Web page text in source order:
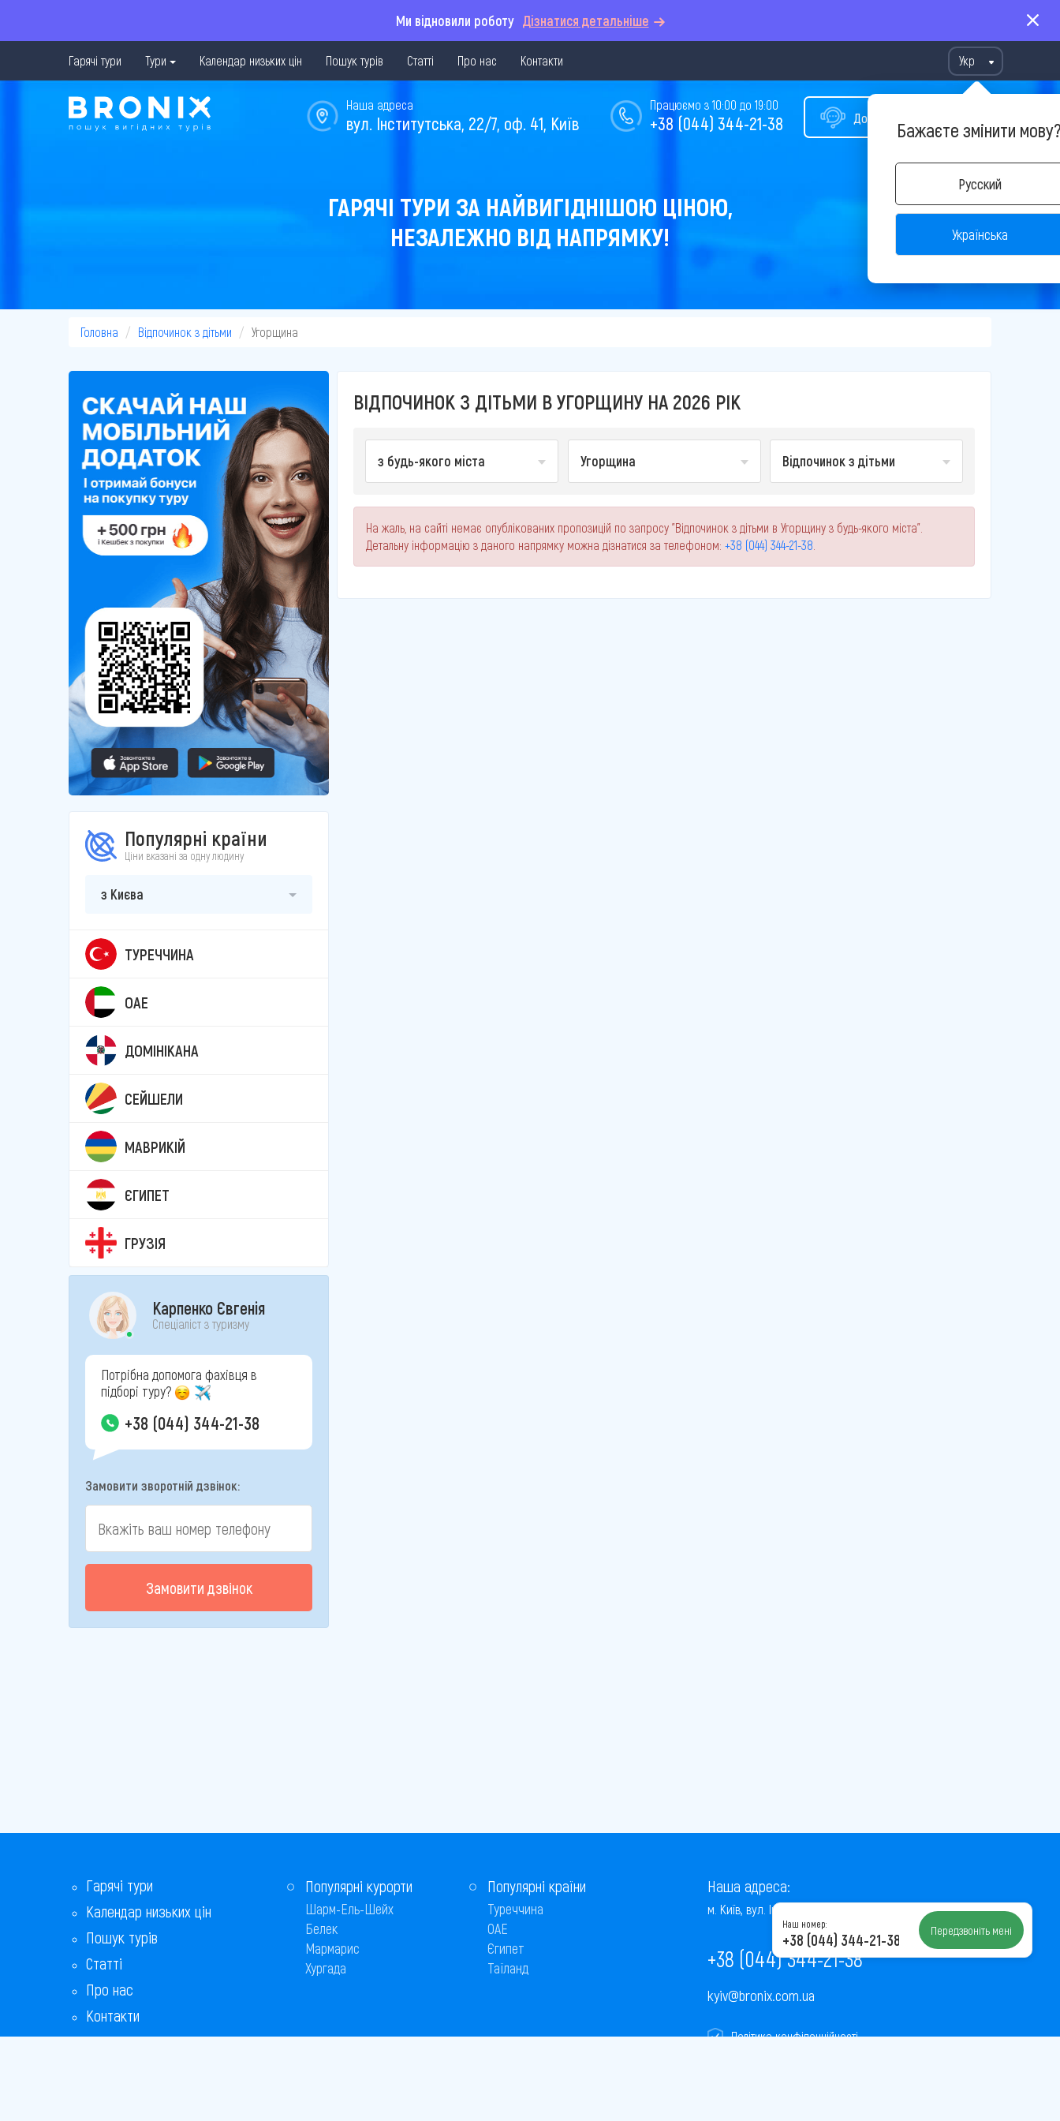
Ми відновили роботу Дізнатися детальніше
Гарячі тури Тури Календар низьких цін Пошук турів Статті Про нас Контакти Укр
Бажаєте змінити
Русский
Українська
Допомога у виборі туру
Працюємо з 10:00 до 19:00
+38 (044) 344-21-38
Наша адреса
вул. Інститутська, 22/7, оф. 41, Київ
ГАРЯЧІ ТУРИ ЗА НАЙВИГІДНІШОЮ ЦІНОЮ,
НЕЗАЛЕЖНО ВІД НАПРЯМКУ!
Головна Відпочинок з дітьми Угорщина
Популярні країни
Ціни вказані за одну людину
з Києва
ТУРЕЧЧИНА
ОАЕ
ДОМІНІКАНА
СЕЙШЕЛИ
МАВРИКІЙ
ЄГИПЕТ
ГРУЗІЯ
Карпенко Євгенія
Спеціаліст з туризму
Потрібна допомога фахівця в
підборі туру?
+38 (044) 344-21-38
Замовити зворотній дзвінок:
Замовити дзвінок
ВІДПОЧИНОК З ДІТЬМИ В УГОРЩИНУ НА 2026 РІК
з будь-якого міста Угорщина Відпочинок з дітьми
На жаль, на сайті немає опублікованих пропозицій по запросу "Відпочинок з дітьми в Угорщину з будь-якого міста".
Детальну інформацію з даного напрямку можна дізнатися за телефоном: +38 (044) 344-21-38
Гарячі тури
Календар низьких цін
Пошук турів
Статті
Про нас
Контакти
Бонусна програма
Популярні курорти
Шарм-Ель-Шейх
Белек
Мармарис
Хургада
Популярні країни
Туреччина
ОАЕ
Єгипет
Таїланд
Наша адреса:
м. Київ, вул. Інститутська, 22/7, оф. 41
+38 (044) 344-21-38
kyiv@bronix.com.ua
Політика конфіденційності
Наш номер:
+38 (044) 344-21-38 Передзвоніть мені